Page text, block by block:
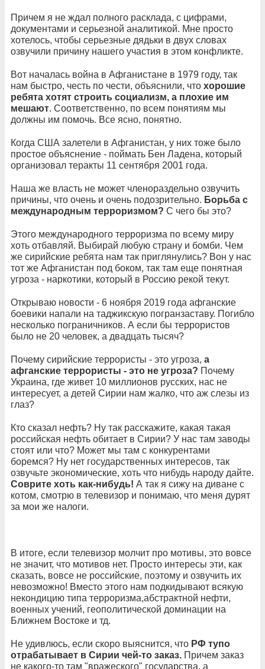
Причем я не ждал полного расклада, с цифрами,
документами и серьезной аналитикой. Мне просто
хотелось, чтобы серьезные дядьки в двух словах
озвучили причину нашего участия в этом конфликте.
Вот началась война в Афганистане в 1979 году, так
нам быстро, честь по чести, объяснили, что хорошие
ребята хотят строить социализм, а плохие им
мешают. Соответственно, по всем понятиям мы
должны им помочь. Все ясно, понятно.
Когда США залетели в Афганистан, у них тоже было
простое объяснение - поймать Бен Ладена, который
организовал теракты 11 сентября 2001 года.
Наша же власть не может членораздельно озвучить
причины, что очень и очень подозрительно. Борьба с
международным терроризмом? С чего бы это?
Этого международного терроризма по всему миру
хоть отбавляй. Выбирай любую страну и бомби. Чем
же сирийские ребята нам так приглянулись? Вон у нас
тот же Афганистан под боком, так там еще понятная
угроза - наркотики, который в Россию рекой текут.
Открываю новости - 6 ноября 2019 года афганские
боевики напали на таджикскую погранзаставу. Погибло
несколько пограничников. А если бы террористов
было не 20 человек, а двадцать тысяч?
Почему сирийские террористы - это угроза, а
афганские террористы - это не угроза? Почему
Украина, где живет 10 миллионов русских, нас не
интересует, а детей Сирии нам жалко, что аж слезы из
глаз?
Кто сказал нефть? Ну так расскажите, какая такая
российская нефть обитает в Сирии? У нас там заводы
стоят или что? Может мы там с конкурентами
боремся? Ну нет государственных интересов, так
озвучьте экономические, хоть что нибудь народу дайте.
Соврите хоть как-нибудь! А так я сижу на диване с
котом, смотрю в телевизор и понимаю, что меня дурят
за мои же налоги.
В итоге, если телевизор молчит про мотивы, это вовсе
не значит, что мотивов нет. Просто интересы эти, как
сказать, вовсе не российские, поэтому и озвучить их
невозможно! Вместо этого нам подкидывают всякую
некондицию типа терроризма,абстрактной нефти,
военных учений, геополитической доминации на
Ближнем Востоке и тд.
Не удивлюсь, если скоро выяснится, что РФ тупо
отрабатывает в Сирии чей-то заказ. Причем заказ
не какого-то там "вражеского" государства, а